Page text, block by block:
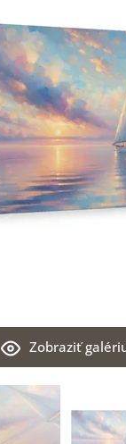
Zobraziť